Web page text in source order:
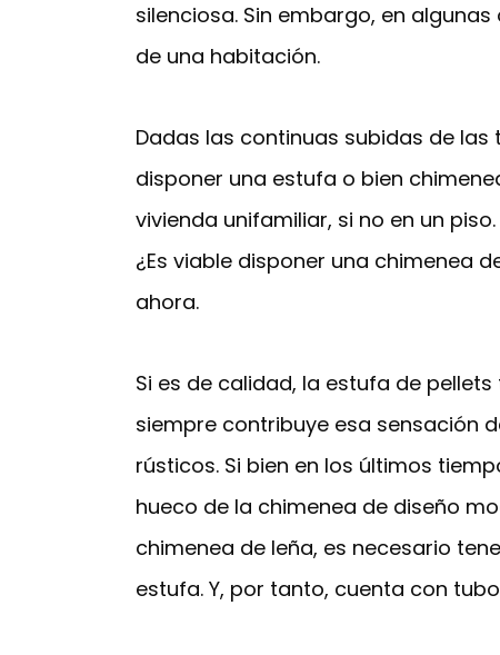
silenciosa. Sin embargo, en
de una habitación.
Dadas las continuas subidas de
disponer una estufa o bien
vivienda unifamiliar, si no en un
¿Es viable disponer una chimenea
ahora.
Si es de calidad, la estufa de
siempre contribuye esa sensación
rústicos. Si bien en los últimos
hueco de la chimenea de diseño
chimenea de leña, es necesario
estufa. Y, por tanto, cuenta con